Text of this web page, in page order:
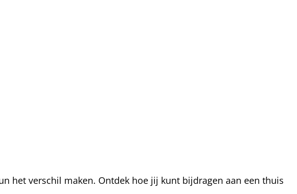
het verschil maken. Ontdek hoe jij kunt bijdragen aan een thuis